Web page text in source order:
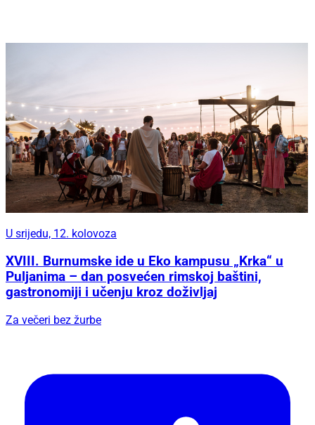
U srijedu, 12. kolovoza
XVIII. Burnumske ide u Eko kampusu „Krka“ u
Puljanima – dan posvećen rimskoj baštini,
gastronomiji i učenju kroz doživljaj
Za večeri bez žurbe